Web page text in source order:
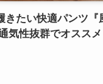
きたい快適パンツ『
気性抜群でオススメ